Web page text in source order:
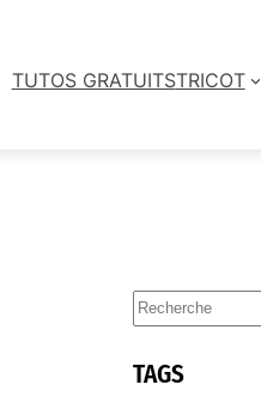
TUTOS GRATUITSTRICOT
S
e
a
r
TAGS